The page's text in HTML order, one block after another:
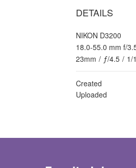
DETAILS
NIKON D3200
18.0-55.0 mm f/
23mm / ƒ/4.5 / 1/
Created
Uploaded